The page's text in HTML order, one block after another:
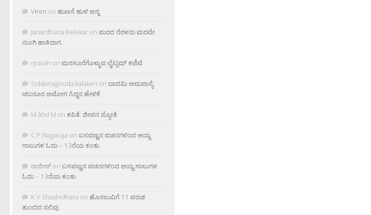
Viren on ಹುಣಸೆ ಹುಳಿ ಅನ್ನ
Janardhana Relekar on ಮರದ ನೆರಳನು ಮರವೇ
ನುಂಗಿ ಹಾಕಿದಾಗ…
rjnivah on ಮನಸೂರೆಗೊಳ್ಳುವ ಲೈಟ್ಲಮ್ ಕಣಿವೆ
Siddanagouda kalakeri on ಬಾದಮಿ ಅಮವಾಸ್ಯೆ:
ಚಬನೂರ ಅಮೋಗ ಸಿದ್ದನ ಹೇಳಿಕೆ
M âñd M on ಕವಿತೆ: ಜೀವನ ಜ್ಯೋತಿ
C.P.Nagaraja on ಬಸವಣ್ಣನ ವಚನಗಳಿಂದ ಆಯ್ದ
ಸಾಲುಗಳ ಓದು – 13ನೆಯ ಕಂತು
ರಾಜೀವ್ on ಬಸವಣ್ಣನ ವಚನಗಳಿಂದ ಆಯ್ದ ಸಾಲುಗಳ
ಓದು – 13ನೆಯ ಕಂತು
K.V Shashidhara on ಹೊನಲುವಿಗೆ 11 ವರುಶ
ತುಂಬಿದ ನಲಿವು